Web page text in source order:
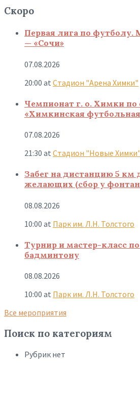
Скоро
Первая лига по футболу.
— «Сочи»
07.08.2026
20:00 at Стадион "Арена Химки"
Чемпионат г. о. Химки по
«Химкинская
07.08.2026
21:30 at Стадион "Новые Химки"
Забег на дистанцию 5 км
желающих (сбор у
08.08.2026
10:00 at Парк им. Л.Н. Толстого
Турнир и мастер-класс
бадминтону
08.08.2026
10:00 at Парк им. Л.Н. Толстого
Все мероприятия
Поиск по категориям
Рубрик нет